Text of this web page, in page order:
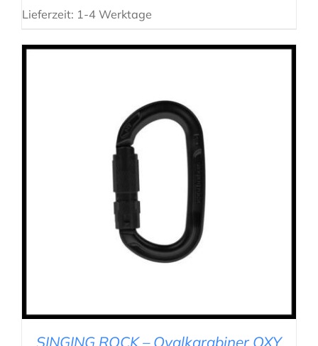
Lieferzeit: 1-4 Werktage
AUSFÜHRUNG WÄHLEN
SINGING ROCK – Ovalkarabiner OXY